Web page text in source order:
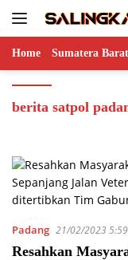
Home Sumatera Barat
berita satpol
Padang 21/02/2023
Resahkan